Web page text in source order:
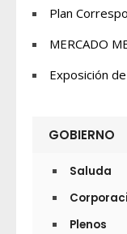
Plan
MERCADO
Exposición
GOBIERNO
Saluda
Plenos